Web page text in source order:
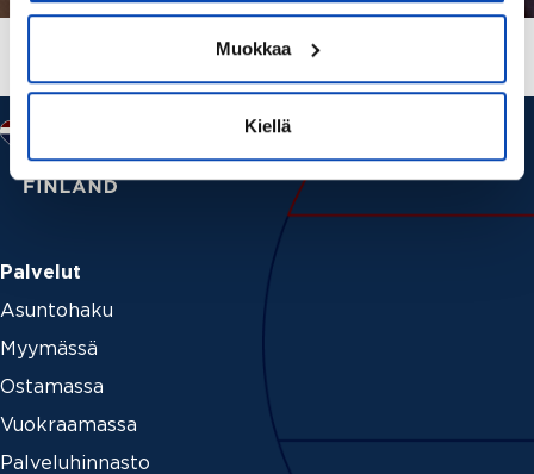
Muokkaa
Kiellä
Palvelut
Asuntohaku
Myymässä
Ostamassa
Vuokraamassa
Palveluhinnasto